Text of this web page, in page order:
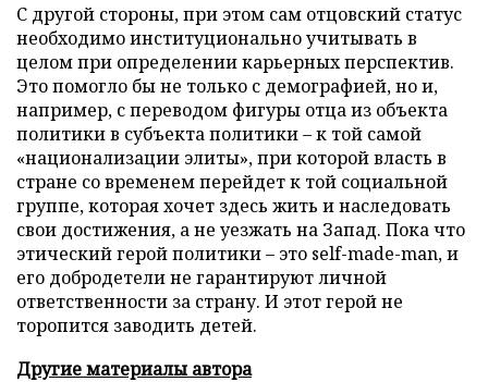
С другой стороны, при этом сам отцовский статус
необходимо институционально учитывать в
целом при определении карьерных перспектив.
Это помогло бы не только с демографией, но и,
например, с переводом фигуры отца из объекта
политики в субъекта политики – к той самой
«национализации элиты», при которой власть в
стране со временем перейдет к той социальной
группе, которая хочет здесь жить и наследовать
свои достижения, а не уезжать на Запад. Пока что
этический герой политики – это self-made-man, и
его добродетели не гарантируют личной
ответственности за страну. И этот герой не
торопится заводить детей.
Другие материалы автора